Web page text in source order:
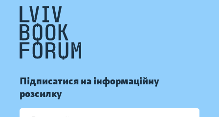
Підписатися на інформаційну
розсилку